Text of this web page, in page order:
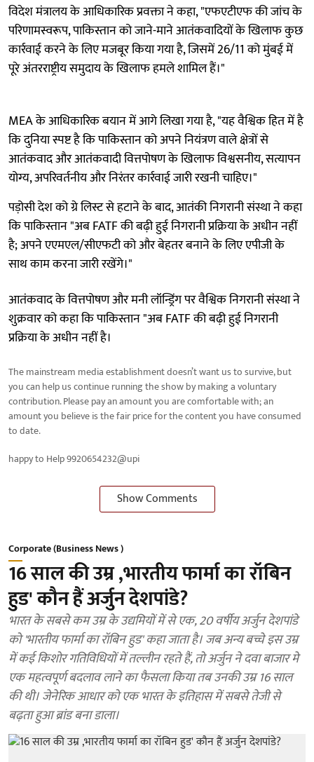
विदेश मंत्रालय के आधिकारिक प्रवक्ता ने कहा, "एफएटीएफ की जांच के
परिणामस्वरूप, पाकिस्तान को जाने-माने आतंकवादियों के खिलाफ कुछ
कार्रवाई करने के लिए मजबूर किया गया है, जिसमें 26/11 को मुंबई में
पूरे अंतरराष्ट्रीय समुदाय के खिलाफ हमले शामिल हैं।"
MEA के आधिकारिक बयान में आगे लिखा गया है, "यह वैश्विक हित में है
कि दुनिया स्पष्ट है कि पाकिस्तान को अपने नियंत्रण वाले क्षेत्रों से
आतंकवाद और आतंकवादी वित्तपोषण के खिलाफ विश्वसनीय, सत्यापन
योग्य, अपरिवर्तनीय और निरंतर कार्रवाई जारी रखनी चाहिए।"
पड़ोसी देश को ग्रे लिस्ट से हटाने के बाद, आतंकी निगरानी संस्था ने कहा
कि पाकिस्तान "अब FATF की बढ़ी हुई निगरानी प्रक्रिया के अधीन नहीं
है; अपने एएमएल/सीएफटी को और बेहतर बनाने के लिए एपीजी के
साथ काम करना जारी रखेंगे।"
आतंकवाद के वित्तपोषण और मनी लॉन्ड्रिंग पर वैश्विक निगरानी संस्था ने
शुक्रवार को कहा कि पाकिस्तान "अब FATF की बढ़ी हुई निगरानी
प्रक्रिया के अधीन नहीं है।
The mainstream media establishment doesn’t want us to survive, but
you can help us continue running the show by making a voluntary
contribution. Please pay an amount you are comfortable with; an
amount you believe is the fair price for the content you have consumed
to date.
happy to Help 9920654232@upi
Show Comments
Corporate (Business News )
16 साल की उम्र ,भारतीय फार्मा का रॉबिन
हुड' कौन हैं अर्जुन देशपांडे?
भारत के सबसे कम उम्र के उद्यमियों में से एक, 20 वर्षीय अर्जुन देशपांडे
को 'भारतीय फार्मा का रॉबिन हुड' कहा जाता है। जब अन्य बच्चे इस उम्र
में कई किशोर गतिविधियों में तल्लीन रहते हैं, तो अर्जुन ने दवा बाजार मे
एक महत्वपूर्ण बदलाव लाने का फैसला किया तब उनकी उम्र 16 साल
की थी। जेनेरिक आधार को एक भारत के इतिहास में सबसे तेजी से
बढ़ता हुआ ब्रांड बना डाला।